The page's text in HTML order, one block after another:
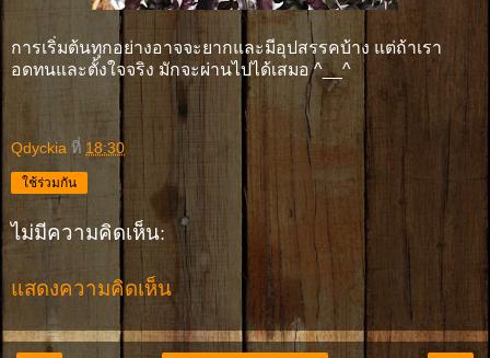
การเริ่มต้นทุกอย่างอาจจะยากและมีอุปสรรคบ้าง แต่ถ้าเรา
อดทนและตั้งใจจริง มักจะผ่านไปได้เสมอ ^__^
Qdyckia ที่ 18:30
ใช้ร่วมกัน
ไม่มีความคิดเห็น:
แสดงความคิดเห็น